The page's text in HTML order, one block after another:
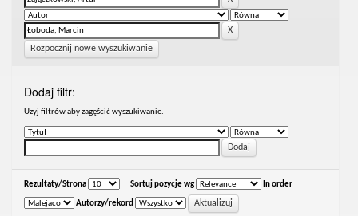
Rozpocznij nowe wyszukiwanie
Dodaj filtr:
Uzyj filtrów aby zagęścić wyszukiwanie.
Rezultaty/Strona Sortuj pozycje wg In order
Autorzy/rekord